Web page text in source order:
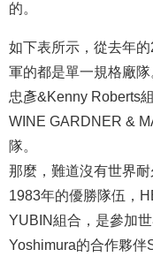
的。
如下表所示，從去年
軍的都是單一規格廠
忠彥&Kenny Roberts
WINE GARDNER &
隊。
那麼，難道沒有世界耐
1983年的優勝隊伍，
YUBIN組合，是參加
Yoshimura的合作夥伴